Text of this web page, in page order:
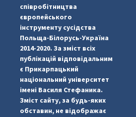
співробітництва
європейського
інструменту сусідства
Польща-Білорусь-Україна
2014-2020. За зміст всіх
публікацій відповідальним
є Прикарпацький
національний університет
імені Василя Стефаника.
Зміст сайту, за будь-яких
обставин, не відображає